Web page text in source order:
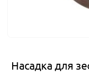
Насадка для